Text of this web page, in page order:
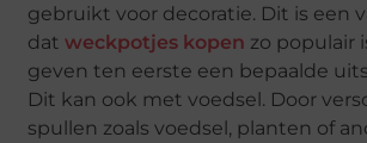
gebruikt voor decoratie. Dit is een
datweckpotjes kopen zo populair
geven ten eerste een bepaalde
Dit kan ook met voedsel. Door
spullen zoals voedsel, planten of